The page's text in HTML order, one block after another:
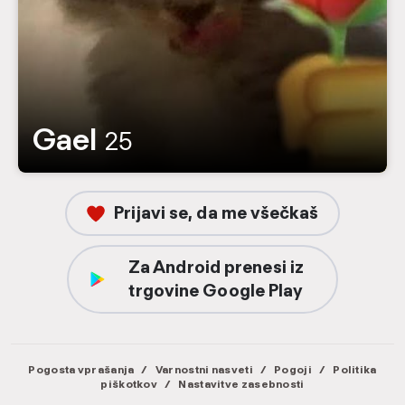
Gael 25
Prijavi se, da me všečkaš
Za Android prenesi iz
trgovine Google Play
Pogosta vprašanja / Varnostni nasveti / Pogoji /
Politika
piškotkov / Nastavitve zasebnosti